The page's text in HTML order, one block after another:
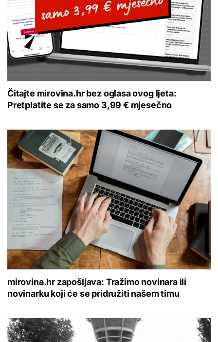
Čitajte mirovina.hr bez oglasa ovog ljeta:
Pretplatite se za samo 3,99 € mjesečno
mirovina.hr zapošljava: Tražimo novinara ili
novinarku koji će se pridružiti našem timu